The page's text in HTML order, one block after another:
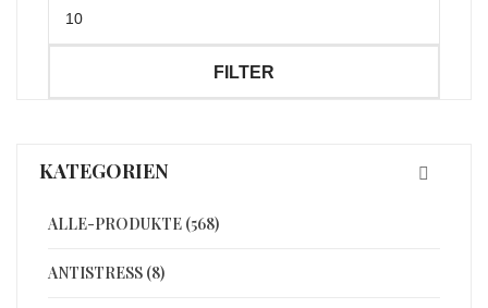
Preis
FILTER
KATEGORIEN
ALLE-PRODUKTE (568)
ANTISTRESS (8)